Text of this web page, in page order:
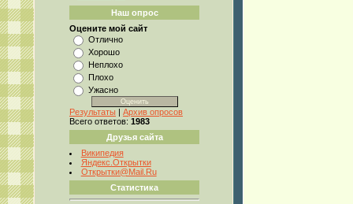
Наш опрос
Оцените мой сайт
Отлично
Хорошо
Неплохо
Плохо
Ужасно
Результаты | Архив опросов
Всего ответов: 1983
Друзья сайта
Википедия
Яндекс.Открытки
Открытки@Mail.Ru
Статистика